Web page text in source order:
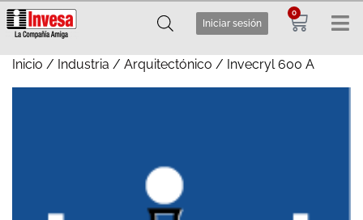
Iniciar sesión
0
Inicio / Industria / Arquitectónico / Invecryl 600 A